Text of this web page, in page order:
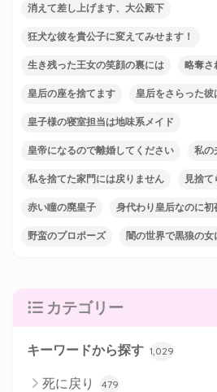
消えて差し上げます、大公殿下
狂犬な彼を貴公子に変えてみせます！
生き残った王女の笑顔の裏には 略奪さ
皇后の座を捨てます 皇后をさらった彼
皇子様の寝室担当は地味系メイド
皇帝になるので離婚してください 私の
私を捨てた家門には戻りません 見捨
赤い瞳の廃皇子 身代わり皇后なのに初
野蛮のプロポーズ 闇の世界で黒狼の女
カテゴリー
キーワードから探す 1,029
死に戻り 479